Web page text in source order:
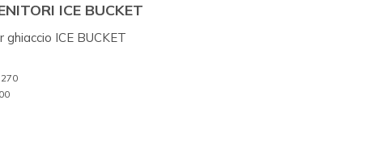
ICE BUCKET
ghiaccio ICE BUCKET
270